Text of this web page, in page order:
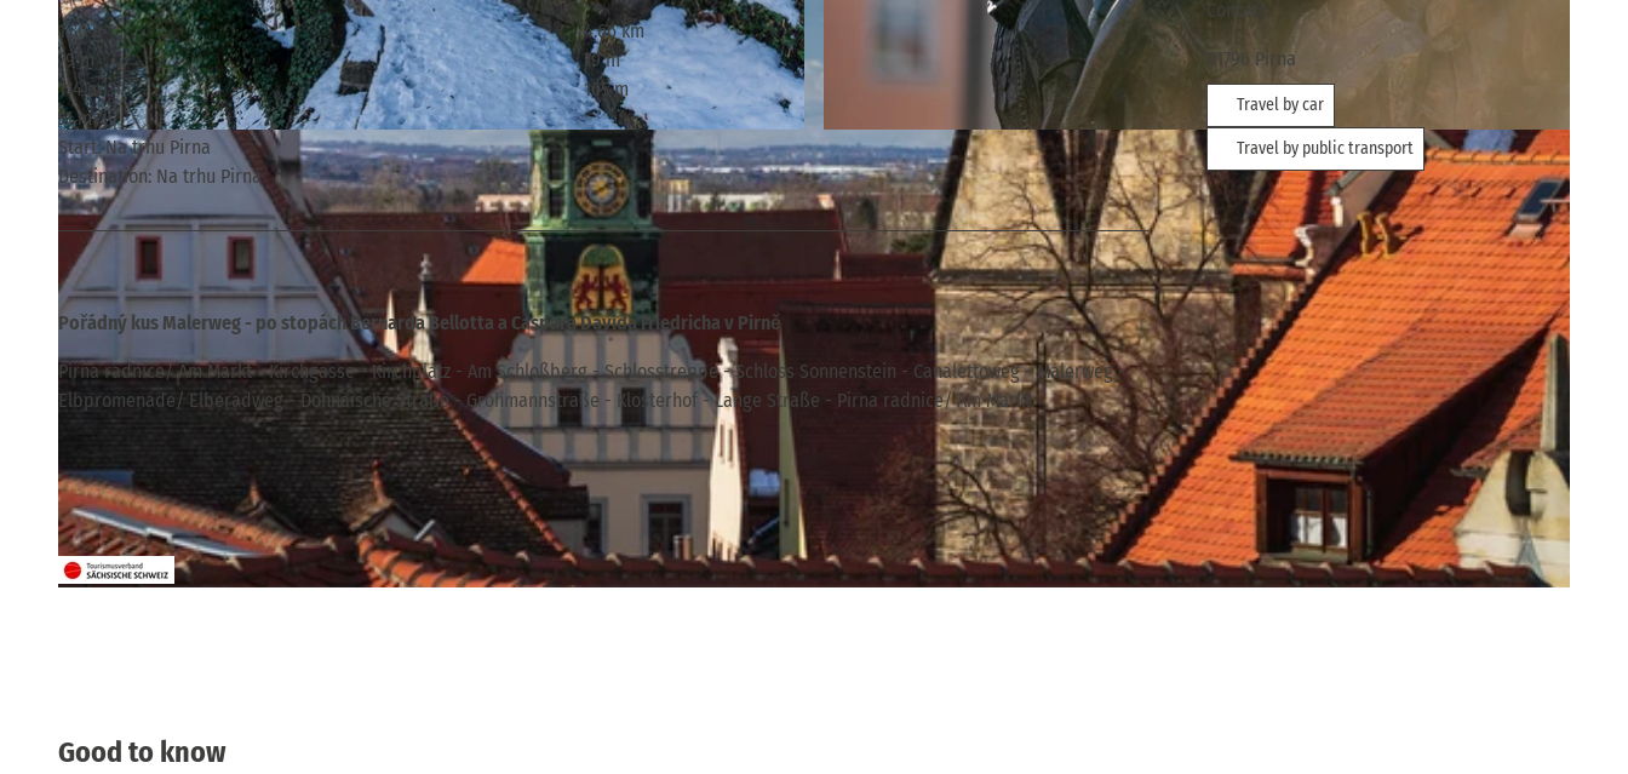
© Philipp Zieger, Tourismusverband Sächsische Schweiz © Philipp Zieger, Tourismusverband Sächsische Schweiz
1:30 h
4.66 km
79 m
79 m
114 m
165 m
51 m
Start: Na trhu Pirna
Destination: Na trhu Pirna
Pořádný kus Malerweg - po stopách Bernarda Bellotta a Caspara Davida Friedricha v Pirně
Pirna radnice/ Am Markt - Kirchgasse - Kirchplatz - Am Schloßberg - Schlosstreppe - Schloss Sonnenstein - Canalettoweg - Malerweg -
Elbpromenade/ Elberadweg - Dohnaische Straße - Grohmannstraße - Klosterhof - Lange Straße - Pirna radnice/ Am Markt
Good to know
Contact
01796 Pirna
Travel by car
Travel by public transport